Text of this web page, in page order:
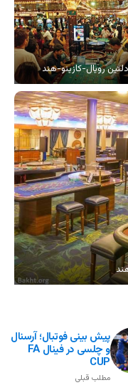
دلتین رویال-کازینو-هند
پیش بینی فوتبال؛ آرسنال
و چلسی در فینال FA
CUP
مطلب قبلی